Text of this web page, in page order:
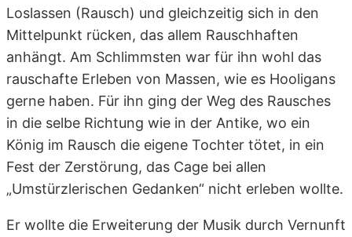
Loslassen (Rausch) und gleichzeitig sich in den
Mittelpunkt rücken, das allem Rauschhaften
anhängt. Am Schlimmsten war für ihn wohl das
rauschafte Erleben von Massen, wie es Hooligans
gerne haben. Für ihn ging der Weg des Rausches
in die selbe Richtung wie in der Antike, wo ein
König im Rausch die eigene Tochter tötet, in ein
Fest der Zerstörung, das Cage bei allen
„Umstürzlerischen Gedanken“ nicht erleben wollte.
Er wollte die Erweiterung der Musik durch Vernunft